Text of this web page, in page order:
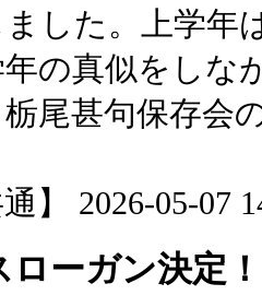
した。上学年
の真似をしな
尾甚句保存会
通】 2026-05-07
ーガン決定！